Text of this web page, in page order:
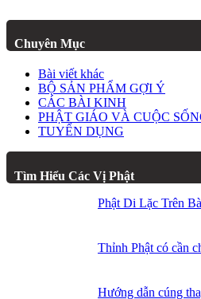
Chuyên Mục
Bài viết khác
BỘ SẢN PHẨM GỢI Ý
CÁC BÀI KINH
PHẬT GIÁO VÀ CUỘC
TUYỂN DỤNG
Tìm Hiểu Các Vị Phật
Phật Di Lặc Trên
Thỉnh Phật có cần
Hướng dẫn cúng